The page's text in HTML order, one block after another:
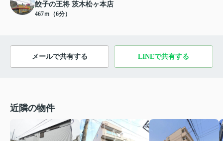
餃子の王将 茨木松ヶ本店
467ｍ（6分）
メールで共有する LINEで共有する
近隣の物件